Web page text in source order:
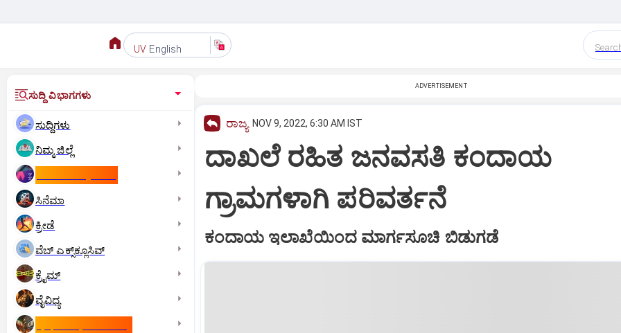
UV English
ಸುದ್ದಿ ವಿಭಾಗಗಳು
ಸುದ್ದಿಗಳು
ನಿಮ್ಮ ಜಿಲ್ಲೆ
ಸಿನೆಮಾ
ಕ್ರೀಡೆ
ವೆಬ್ ಎಕ್ಸ್‌ಕ್ಲೂಸಿವ್
ಕ್ರೈಮ್
ವೈವಿಧ್ಯ
ADVERTISEMENT
ರಾಜ್ಯ NOV 9, 2022, 6:30 AM IST
ದಾಖಲೆ ರಹಿತ ಜನವಸತಿ ಕಂದಾಯ
ಗ್ರಾಮಗಳಾಗಿ ಪರಿವರ್ತನೆ
ಕಂದಾಯ ಇಲಾಖೆಯಿಂದ ಮಾರ್ಗಸೂಚಿ ಬಿಡುಗಡೆ